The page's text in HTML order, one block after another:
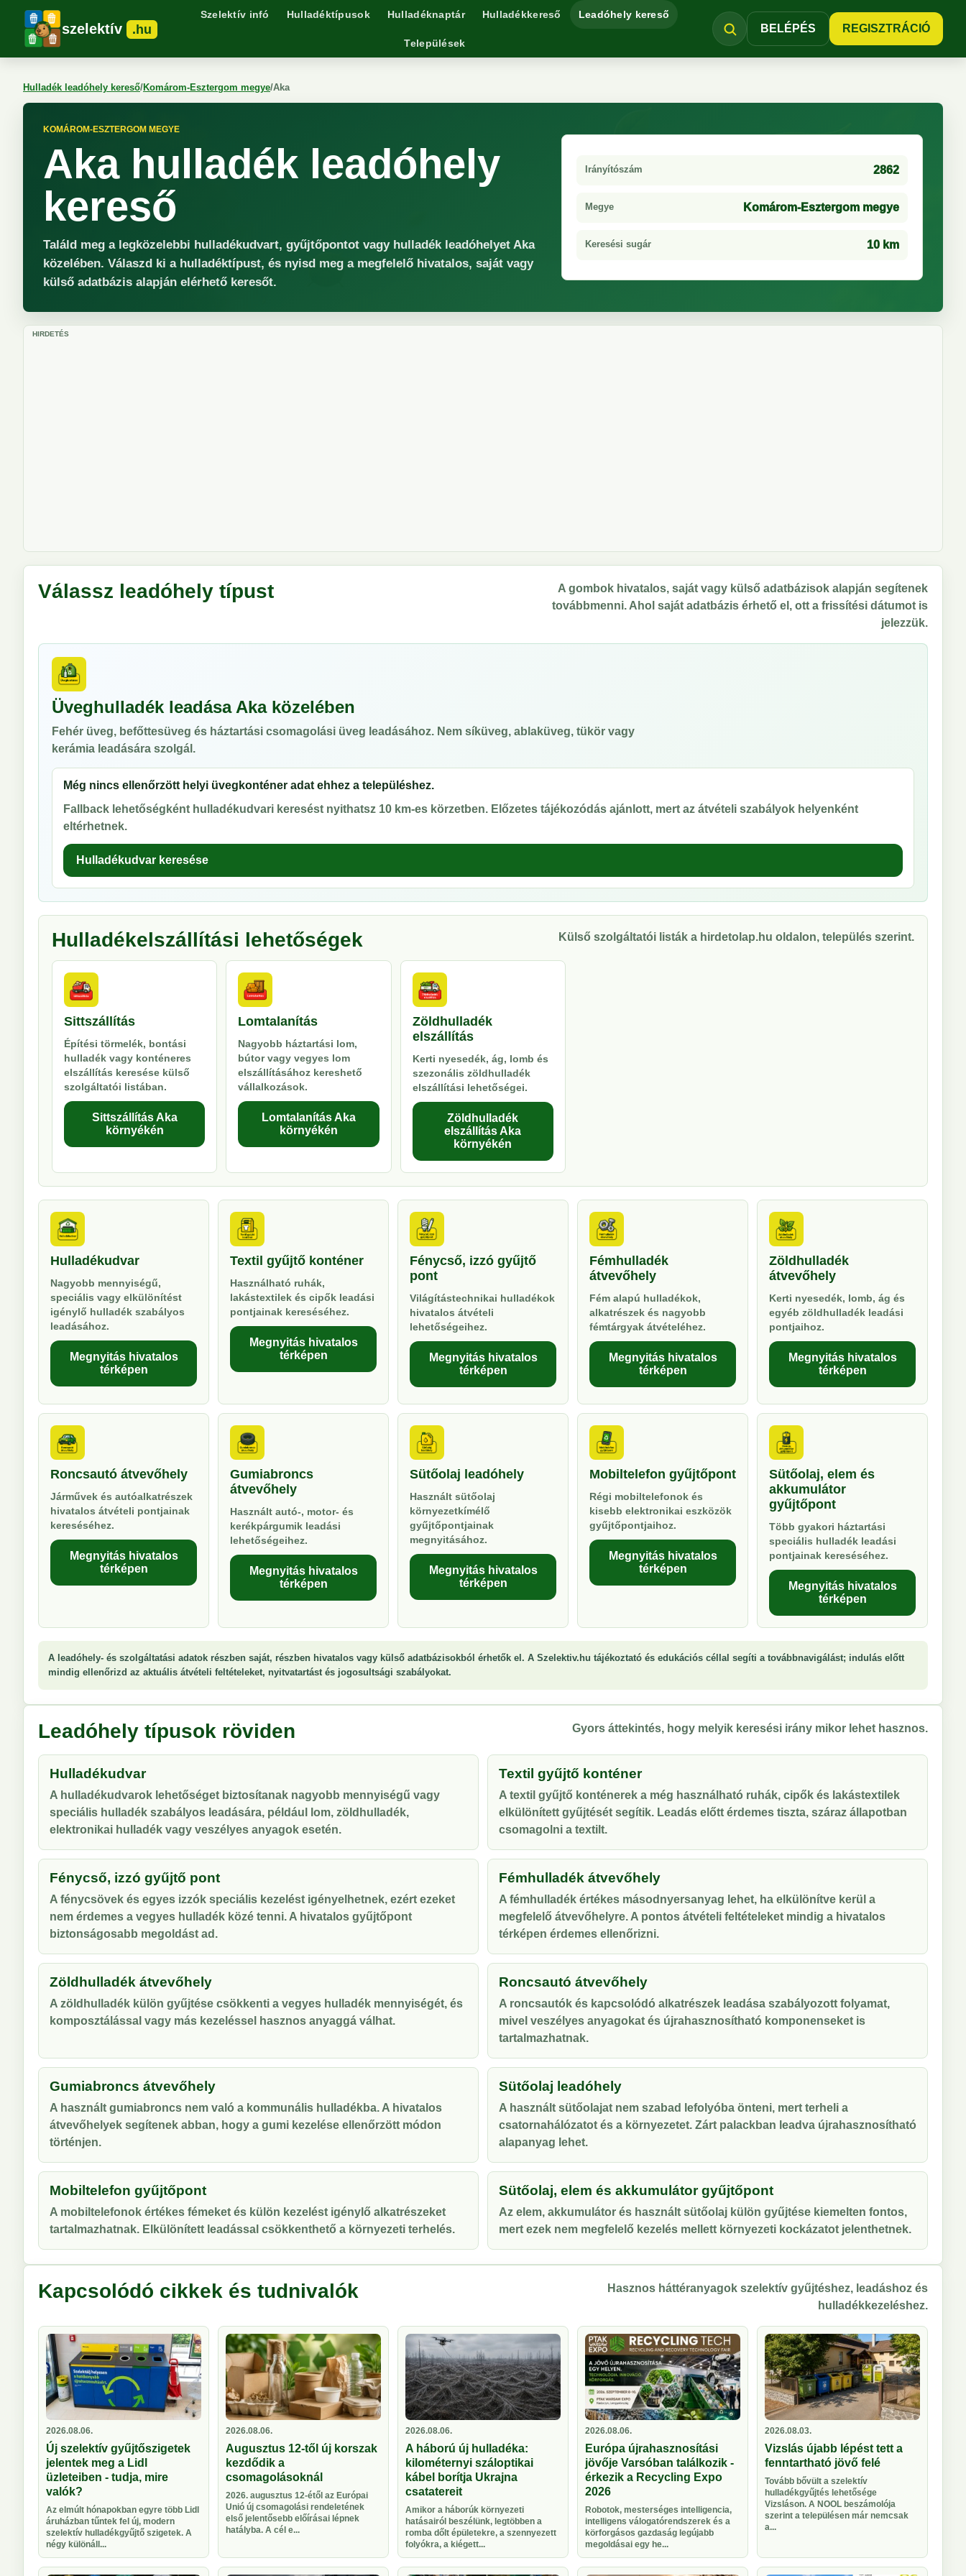
szelektív .hu
Szelektív infó Hulladéktípusok Hulladéknaptár Hulladékkereső Leadóhely kereső
Települések
BELÉPÉS REGISZTRÁCIÓ
Hulladék leadóhely kereső/Komárom-Esztergom megye/Aka
KOMÁROM-ESZTERGOM MEGYE
Aka hulladék leadóhely
kereső
Találd meg a legközelebbi hulladékudvart, gyűjtőpontot vagy hulladék leadóhelyet Aka
közelében. Válaszd ki a hulladéktípust, és nyisd meg a megfelelő hivatalos, saját vagy
külső adatbázis alapján elérhető keresőt.
Irányítószám 2862
Megye Komárom-Esztergom megye
Keresési sugár 10 km
HIRDETÉS
Válassz leadóhely típust
A gombok hivatalos, saját vagy külső adatbázisok alapján segítenek
továbbmenni. Ahol saját adatbázis érhető el, ott a frissítési dátumot is
jelezzük.
Üveghulladék leadása Aka közelében
Fehér üveg, befőttesüveg és háztartási csomagolási üveg leadásához. Nem síküveg, ablaküveg, tükör vagy
kerámia leadására szolgál.
Még nincs ellenőrzött helyi üvegkonténer adat ehhez a településhez.
Fallback lehetőségként hulladékudvari keresést nyithatsz 10 km-es körzetben. Előzetes tájékozódás ajánlott, mert az átvételi szabályok helyenként
eltérhetnek.
Hulladékudvar keresése
Hulladékelszállítási lehetőségek Külső szolgáltatói listák a hirdetolap.hu oldalon, település szerint.
Sittszállítás
Építési törmelék, bontási
hulladék vagy konténeres
elszállítás keresése külső
szolgáltatói listában.
Sittszállítás Aka
környékén
Lomtalanítás
Nagyobb háztartási lom,
bútor vagy vegyes lom
elszállításához kereshető
vállalkozások.
Lomtalanítás Aka
környékén
Zöldhulladék
elszállítás
Kerti nyesedék, ág, lomb és
szezonális zöldhulladék
elszállítási lehetőségei.
Zöldhulladék
elszállítás Aka
környékén
Hulladékudvar
Nagyobb mennyiségű,
speciális vagy elkülönítést
igénylő hulladék szabályos
leadásához.
Megnyitás hivatalos
térképen
Textil gyűjtő konténer
Használható ruhák,
lakástextilek és cipők leadási
pontjainak kereséséhez.
Megnyitás hivatalos
térképen
Fénycső, izzó gyűjtő
pont
Világítástechnikai hulladékok
hivatalos átvételi
lehetőségeihez.
Megnyitás hivatalos
térképen
Fémhulladék
átvevőhely
Fém alapú hulladékok,
alkatrészek és nagyobb
fémtárgyak átvételéhez.
Megnyitás hivatalos
térképen
Zöldhulladék
átvevőhely
Kerti nyesedék, lomb, ág és
egyéb zöldhulladék leadási
pontjaihoz.
Megnyitás hivatalos
térképen
Roncsautó átvevőhely
Járművek és autóalkatrészek
hivatalos átvételi pontjainak
kereséséhez.
Megnyitás hivatalos
térképen
Gumiabroncs
átvevőhely
Használt autó-, motor- és
kerékpárgumik leadási
lehetőségeihez.
Megnyitás hivatalos
térképen
Sütőolaj leadóhely
Használt sütőolaj
környezetkímélő
gyűjtőpontjainak
megnyitásához.
Megnyitás hivatalos
térképen
Mobiltelefon gyűjtőpont
Régi mobiltelefonok és
kisebb elektronikai eszközök
gyűjtőpontjaihoz.
Megnyitás hivatalos
térképen
Sütőolaj, elem és
akkumulátor
gyűjtőpont
Több gyakori háztartási
speciális hulladék leadási
pontjainak kereséséhez.
Megnyitás hivatalos
térképen
A leadóhely- és szolgáltatási adatok részben saját, részben hivatalos vagy külső adatbázisokból érhetők el. A Szelektiv.hu tájékoztató és edukációs céllal segíti a továbbnavigálást; indulás előtt
mindig ellenőrizd az aktuális átvételi feltételeket, nyitvatartást és jogosultsági szabályokat.
Leadóhely típusok röviden Gyors áttekintés, hogy melyik keresési irány mikor lehet hasznos.
Hulladékudvar
A hulladékudvarok lehetőséget biztosítanak nagyobb mennyiségű vagy
speciális hulladék szabályos leadására, például lom, zöldhulladék,
elektronikai hulladék vagy veszélyes anyagok esetén.
Textil gyűjtő konténer
A textil gyűjtő konténerek a még használható ruhák, cipők és lakástextilek
elkülönített gyűjtését segítik. Leadás előtt érdemes tiszta, száraz állapotban
csomagolni a textilt.
Fénycső, izzó gyűjtő pont
A fénycsövek és egyes izzók speciális kezelést igényelhetnek, ezért ezeket
nem érdemes a vegyes hulladék közé tenni. A hivatalos gyűjtőpont
biztonságosabb megoldást ad.
Fémhulladék átvevőhely
A fémhulladék értékes másodnyersanyag lehet, ha elkülönítve kerül a
megfelelő átvevőhelyre. A pontos átvételi feltételeket mindig a hivatalos
térképen érdemes ellenőrizni.
Zöldhulladék átvevőhely
A zöldhulladék külön gyűjtése csökkenti a vegyes hulladék mennyiségét, és
komposztálással vagy más kezeléssel hasznos anyaggá válhat.
Roncsautó átvevőhely
A roncsautók és kapcsolódó alkatrészek leadása szabályozott folyamat,
mivel veszélyes anyagokat és újrahasznosítható komponenseket is
tartalmazhatnak.
Gumiabroncs átvevőhely
A használt gumiabroncs nem való a kommunális hulladékba. A hivatalos
átvevőhelyek segítenek abban, hogy a gumi kezelése ellenőrzött módon
történjen.
Sütőolaj leadóhely
A használt sütőolajat nem szabad lefolyóba önteni, mert terheli a
csatornahálózatot és a környezetet. Zárt palackban leadva újrahasznosítható
alapanyag lehet.
Mobiltelefon gyűjtőpont
A mobiltelefonok értékes fémeket és külön kezelést igénylő alkatrészeket
tartalmazhatnak. Elkülönített leadással csökkenthető a környezeti terhelés.
Sütőolaj, elem és akkumulátor gyűjtőpont
Az elem, akkumulátor és használt sütőolaj külön gyűjtése kiemelten fontos,
mert ezek nem megfelelő kezelés mellett környezeti kockázatot jelenthetnek.
Kapcsolódó cikkek és tudnivalók
Hasznos háttéranyagok szelektív gyűjtéshez, leadáshoz és
hulladékkezeléshez.
2026.08.06.
Új szelektív gyűjtőszigetek
jelentek meg a Lidl
üzleteiben - tudja, mire
valók?
Az elmúlt hónapokban egyre több Lidl
áruházban tűntek fel új, modern
szelektív hulladékgyűjtő szigetek. A
négy különáll...
2026.08.06.
Augusztus 12-től új korszak
kezdődik a
csomagolásoknál
2026. augusztus 12-étől az Európai
Unió új csomagolási rendeletének
első jelentősebb előírásai lépnek
hatályba. A cél e...
2026.08.06.
A háború új hulladéka:
kilométernyi száloptikai
kábel borítja Ukrajna
csatatereit
Amikor a háborúk környezeti
hatásairól beszélünk, legtöbben a
romba dőlt épületekre, a szennyezett
folyókra, a kiégett...
2026.08.06.
Európa újrahasznosítási
jövője Varsóban találkozik -
érkezik a Recycling Expo
2026
Robotok, mesterséges intelligencia,
intelligens válogatórendszerek és a
körforgásos gazdaság legújabb
megoldásai egy he...
2026.08.03.
Vizslás újabb lépést tett a
fenntartható jövő felé
Tovább bővült a szelektív
hulladékgyűjtés lehetősége
Vizsláson. A NOOL beszámolója
szerint a településen már nemcsak
a...